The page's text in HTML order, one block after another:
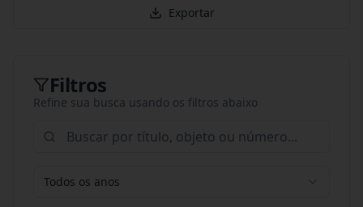
Exportar
Filtros
Refine sua busca usando os filtros abaixo
Todos os anos